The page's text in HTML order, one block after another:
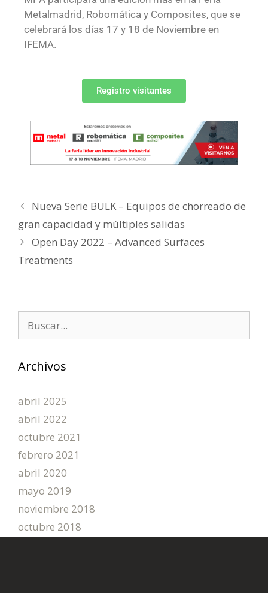
Metalmadrid, Robomática y Composites, que se
celebrará los días 17 y 18 de Noviembre en
IFEMA.
Registro visitantes
Nueva Serie BULK – Equipos de chorreado de
gran capacidad y múltiples salidas
Open Day 2022 – Advanced Surfaces
Treatments
Archivos
abril 2025
abril 2022
octubre 2021
febrero 2021
abril 2020
mayo 2019
noviembre 2018
octubre 2018